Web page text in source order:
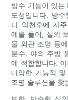
방수 기능이 있는
도성입니다. 방
나 악천후에 자
예를 들어, 실외
물 외관 조명 등
분수, 야외 주방
에 적합합니다.
다양한 기능적
조명 솔루션을 찾